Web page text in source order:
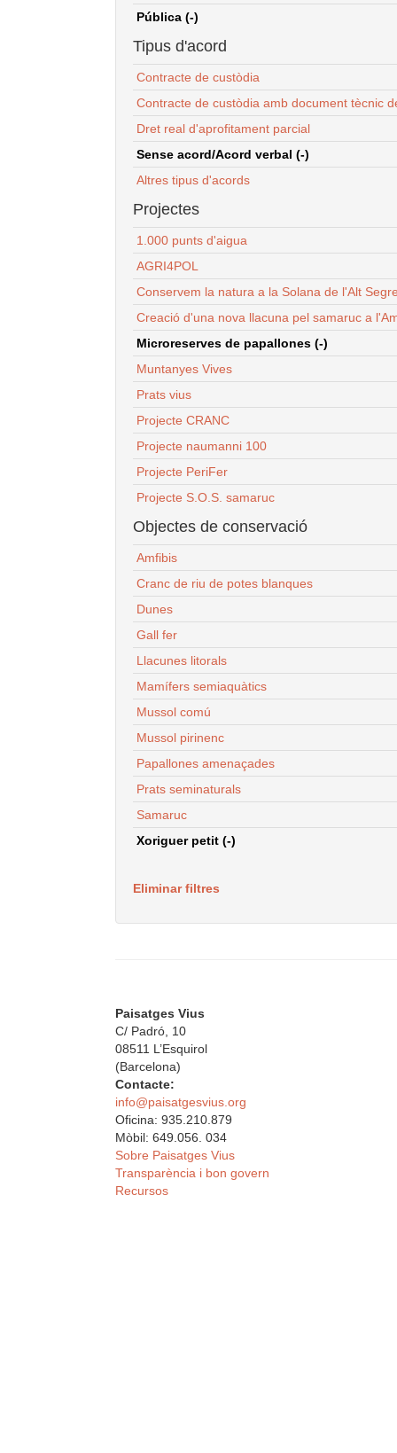
Pública (-)
Tipus d'acord
Contracte de custòdia
Contracte de custòdia amb document tècnic
Dret real d'aprofitament parcial
Sense acord/Acord verbal (-)
Altres tipus d'acords
Projectes
1.000 punts d'aigua
AGRI4POL
Conservem la natura a la Solana de l'Alt
Creació d'una nova llacuna pel samaruc a
Microreserves de papallones (-)
Muntanyes Vives
Prats vius
Projecte CRANC
Projecte naumanni 100
Projecte PeriFer
Projecte S.O.S. samaruc
Objectes de conservació
Amfibis
Cranc de riu de potes blanques
Dunes
Gall fer
Llacunes litorals
Mamífers semiaquàtics
Mussol comú
Mussol pirinenc
Papallones amenaçades
Prats seminaturals
Samaruc
Xoriguer petit (-)
Eliminar filtres
Paisatges Vius
C/ Padró, 10
08511 L’Esquirol
(Barcelona)
Contacte:
info@paisatgesvius.org
Oficina: 935.210.879
Mòbil: 649.056. 034
Sobre Paisatges Vius
Transparència i bon govern
Recursos